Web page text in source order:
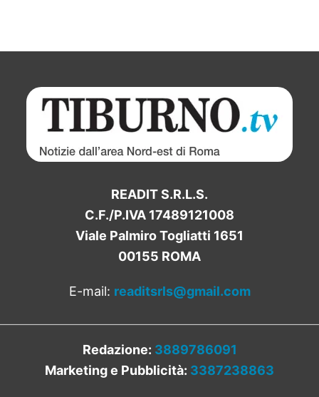
READIT S.R.L.S.
C.F./P.IVA 17489121008
Viale Palmiro Togliatti 1651
00155 ROMA
E-mail: readitsrls@gmail.com
Redazione: 3889786091
Marketing e Pubblicità: 3387238863